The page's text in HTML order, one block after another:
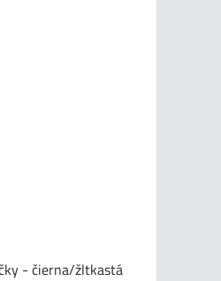
- čierna/žltkastá